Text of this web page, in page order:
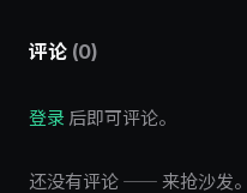
评论 (0)
登录 后即可评论。
还没有评论 —— 来抢沙发。